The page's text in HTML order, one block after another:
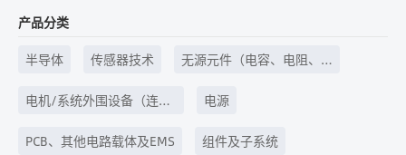
产品分类
半导体
传感器技术
无源元件（电容、电阻、
电机/系统外围设备（连接
和壳体技术等）
电源
PCB、其他电路载体及EMS 组件及子系统